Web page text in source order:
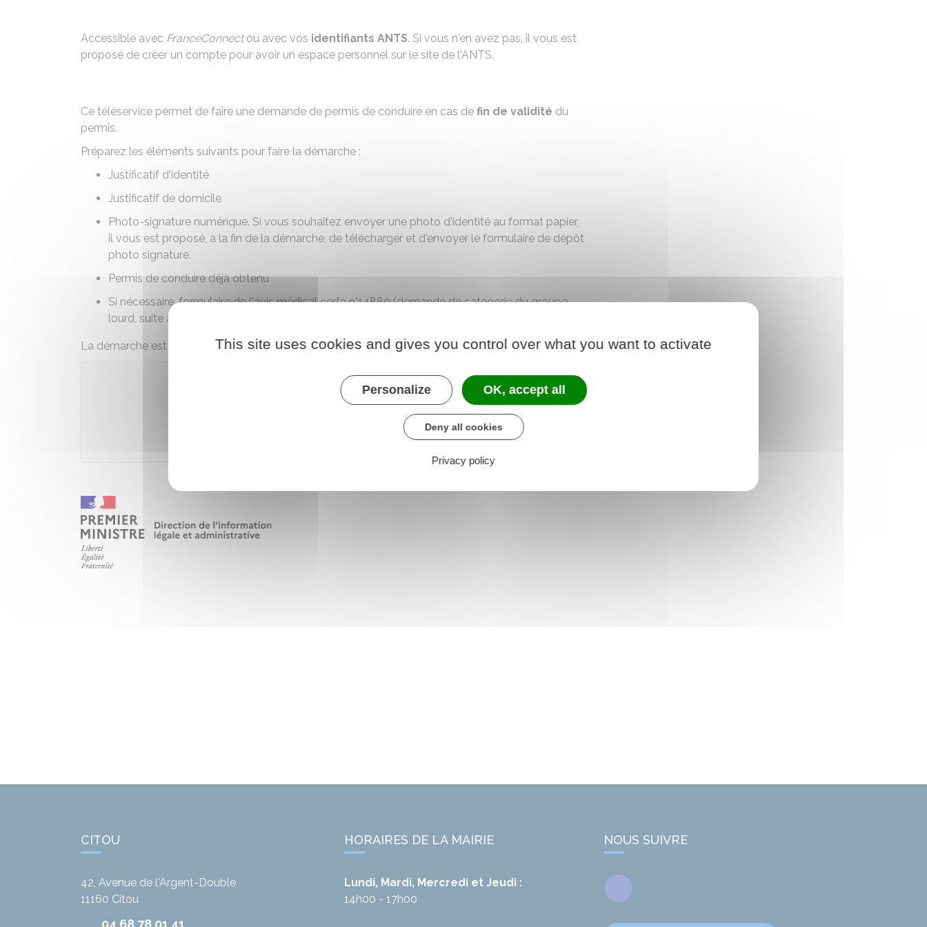
Accessible avec FranceConnectou avec vos identifiants ANTS. Si vous n'en avez pas, il vous est
proposé de créer un compte pour avoir un espace personnel sur le site de l'ANTS.
Ce téléservice permet de faire une demande de permis de conduire en cas de fin de validité du
permis.
Préparez les éléments suivants pour faire la démarche :
Justificatif d'identité
Justificatif de domicile
Photo-signature numérique. Si vous souhaitez envoyer une photo d'identité au format papier,
il vous est proposé, à la fin de la démarche, de télécharger et d'envoyer le formulaire de dépôt
photo signature.
Permis de conduire déjà obtenu
Si nécessaire, formulaire de l'avis médicalcerfa n°14880(demande de catégorie du groupe
lourd, suite à une intervention chirurgicale ou si le titre de conduite est soumis à avis médical)
La démarche est gratuite, excepté les frais de photo d'identité.
Accéder au téléservice
Agence nationale des titres sécurisés (ANTS)
CITOU
42, Avenue de l'Argent-Double
11160 Citou
HORAIRES DE LA MAIRIE
Lundi, Mardi, Mercredi et Jeudi :
14h00 - 17h00
NOUS SUIVRE
Facebook
This site uses cookies and gives you control over what you want to activate
Personalize OK, accept all
Deny all cookies
Privacy policy